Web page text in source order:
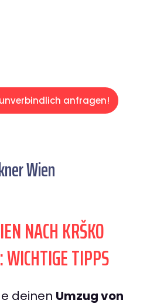
anfragen!
Wien
NACH KRŠKO
TIPPS
deinen Umzug von